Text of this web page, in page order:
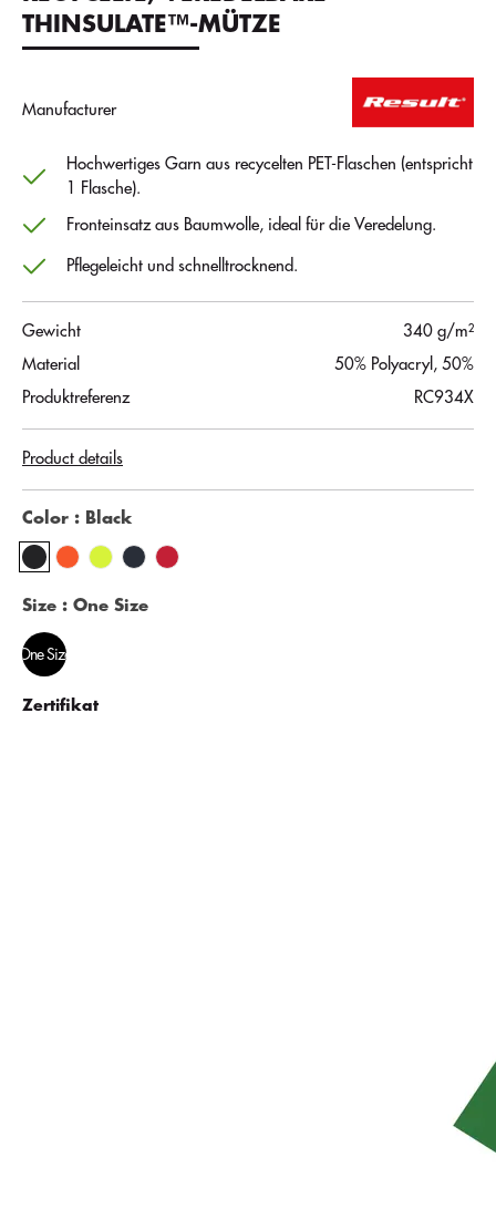
THINSULATE™-MÜTZE
Manufacturer
Hochwertiges Garn aus recycelten PET-Flaschen (entspricht
1 Flasche).
Fronteinsatz aus Baumwolle, ideal für die Veredelung.
Pflegeleicht und schnelltrocknend.
Gewicht
340 g/m²
Material
50% Polyacryl, 50%
Produktreferenz
RC934X
Product details
Color : Black
Size : One Size
One Size
Zertifikat